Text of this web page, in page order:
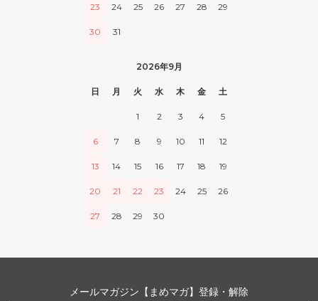
23 24 25 26 27 28 29
30 31
2026年9月
日 月 火 水 木 金 土
1 2 3 4 5
6 7 8 9 10 11 12
13 14 15 16 17 18 19
20 21 22 23 24 25 26
27 28 29 30
メールマガジン【まめマガ】登録・解除